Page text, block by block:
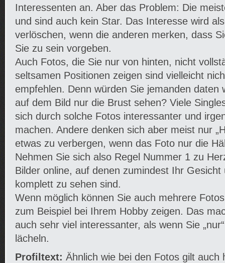
Interessenten an. Aber das Problem: Die
und sind auch kein Star. Das Interesse wird
verlöschen, wenn die anderen merken, dass
Sie zu sein vorgeben.
Auch Fotos, die Sie nur von hinten, nicht
seltsamen Positionen zeigen sind vielleicht
empfehlen. Denn würden Sie jemanden daten
auf dem Bild nur die Brust sehen? Viele
sich durch solche Fotos interessanter und
machen. Andere denken sich aber meist nur
etwas zu verbergen, wenn das Foto nur die
Nehmen Sie sich also Regel Nummer 1 zu
Bilder online, auf denen zumindest Ihr
komplett zu sehen sind.
Wenn möglich können Sie auch mehrere
zum Beispiel bei Ihrem Hobby zeigen. Das
auch sehr viel interessanter, als wenn Sie
lächeln.
Profiltext: Ähnlich wie bei den Fotos gilt auch